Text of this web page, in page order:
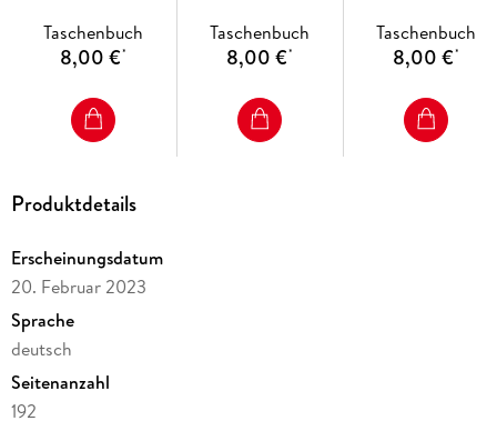
Taschenbuch
8,00 €*
Taschenbuch
8,00 €*
Taschenbuch
8,00 €*
Produktdetails
Erscheinungsdatum
20. Februar 2023
Sprache
deutsch
Seitenanzahl
192